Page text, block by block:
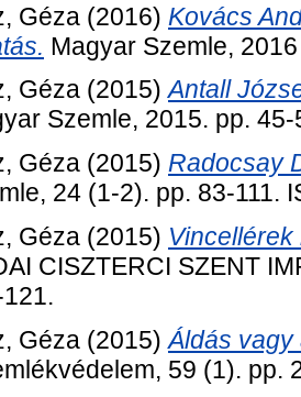
Géza (2016) Kovács
Magyar Szemle,
Géza (2015)Antall
Szemle, 2015. pp.
Géza (2015) Radocsay
24 (1-2). pp. 83-111.
Géza (2015) Vincellérek
CISZTERCI SZENT
Géza (2015)Áldás vagy
59 (1). pp.